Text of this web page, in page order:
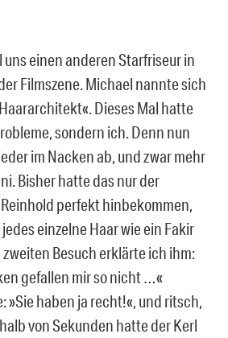
uns einen anderen Starfriseur in
Filmszene. Michael nannte sich
Dieses Mal hatte
sondern ich. Denn nun
im Nacken ab, und zwar mehr
Bisher hatte das nur der
perfekt hinbekommen,
einzelne Haar wie ein Fakir
Besuch erklärte ich ihm:
gefallen mir so nicht …«
»Sie haben ja recht!«, und ritsch,
von Sekunden hatte der Kerl